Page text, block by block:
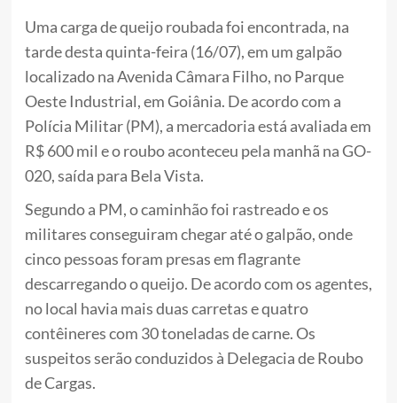
Uma carga de queijo roubada foi encontrada, na
tarde desta quinta-feira (16/07), em um galpão
localizado na Avenida Câmara Filho, no Parque
Oeste Industrial, em Goiânia. De acordo com a
Polícia Militar (PM), a mercadoria está avaliada em
R$ 600 mil e o roubo aconteceu pela manhã na GO-
020, saída para Bela Vista.
Segundo a PM, o caminhão foi rastreado e os
militares conseguiram chegar até o galpão, onde
cinco pessoas foram presas em flagrante
descarregando o queijo. De acordo com os agentes,
no local havia mais duas carretas e quatro
contêineres com 30 toneladas de carne. Os
suspeitos serão conduzidos à Delegacia de Roubo
de Cargas.